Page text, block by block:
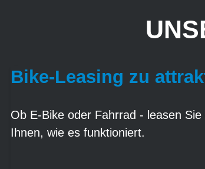
Bike-Leasing zu
Ob E-Bike oder Fahrrad - leasen
Ihnen, wie es funktioniert.